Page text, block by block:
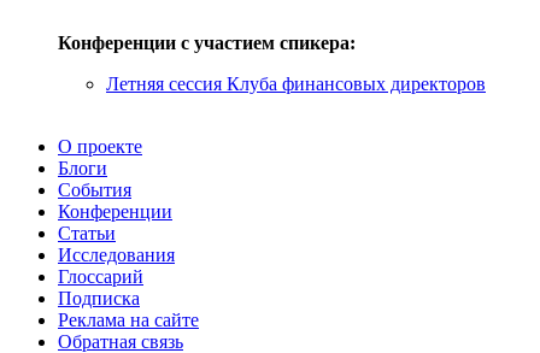
Конференции с участием спикера:
Летняя сессия Клуба финансовых директоров
О проекте
Блоги
События
Конференции
Статьи
Исследования
Глоссарий
Подписка
Реклама на сайте
Обратная связь